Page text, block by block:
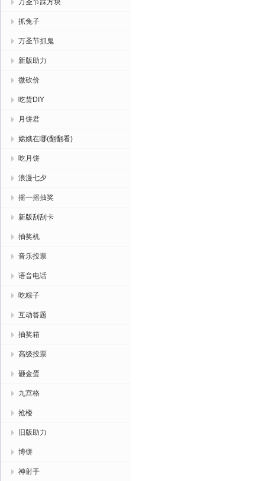
万圣节踩方块
抓兔子
万圣节抓鬼
新版助力
微砍价
吃货DIY
月饼君
嫦娥在哪(翻翻看)
吃月饼
浪漫七夕
摇一摇抽奖
新版刮刮卡
抽奖机
音乐投票
语音电话
吃粽子
互动答题
抽奖箱
高级投票
砸金蛋
九宫格
抢楼
旧版助力
博饼
神射手